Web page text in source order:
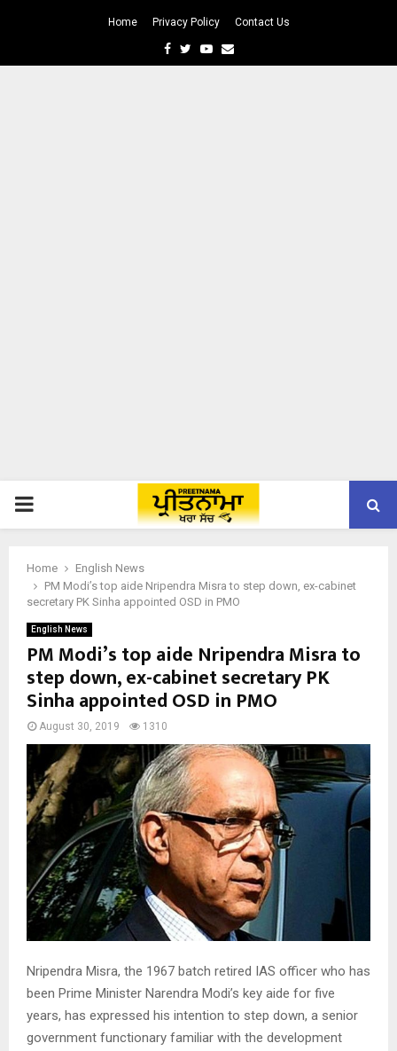
Home Privacy Policy Contact Us
Facebook
TwitterYoutube
Email
PRIMARY
Home
English News
PM Modi’s top aide Nripendra Misra to step down, ex-cabinet
secretary PK Sinha appointed OSD in PMO
English News
PM Modi’s top aide Nripendra Misra to
step down, ex-cabinet secretary PK
Sinha appointed OSD in PMO
August 30, 2019 1310
Nripendra Misra, the 1967 batch retired IAS officer who has
been Prime Minister Narendra Modi’s key aide for five
years, has expressed his intention to step down, a senior
government functionary familiar with the development